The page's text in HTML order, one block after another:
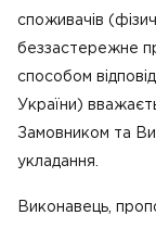
споживачів
беззастережне
способом
України)
Замовником та
укладання.
Виконавець,